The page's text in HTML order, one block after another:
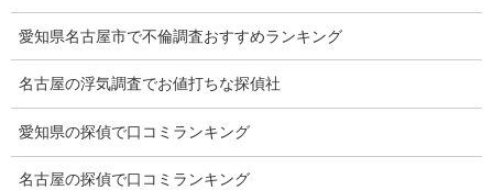
浮気をする人
探偵社の選び方
浮気度チェック
愛知県名古屋市で不倫調査おすすめランキング
名古屋の浮気調査でお値打ちな探偵社
愛知県の探偵で口コミランキング
名古屋の探偵で口コミランキング